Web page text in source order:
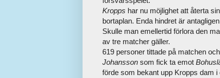
Kropps har nu möjlighet att återta
bortaplan. Enda hindret är
Skulle man emellertid förlora den
av tre matcher gäller.
619 personer tittade på matchen
Johansson som fick ta emot
förde som bekant upp Kropps dam